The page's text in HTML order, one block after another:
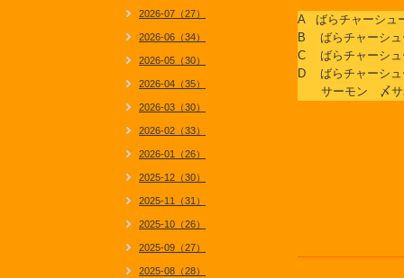
A ばらチャーシュ
B ばらチャーシ
C ばらチャーシ
D ばらチャーシ
サーモン 〆サ
2026-07（27）
2026-06（34）
2026-05（30）
2026-04（35）
2026-03（30）
2026-02（33）
2026-01（26）
2025-12（30）
2025-11（31）
2025-10（26）
2025-09（27）
2025-08（28）